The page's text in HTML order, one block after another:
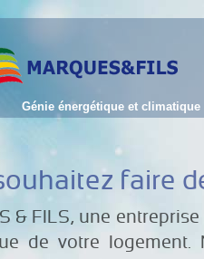
Génie énergétique et climatique
faire
& FILS, une
de votre logement.